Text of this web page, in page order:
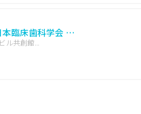
臨床歯科学会 …
ル共創館...